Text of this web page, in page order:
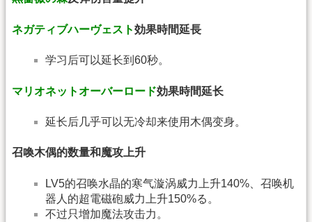
ネガティブハーヴェスト効果時間延長
学习后可以延长到60秒。
マリオネットオーバーロード効果時間延长
延长后几乎可以无冷却来使用木偶变身。
召喚木偶的数量和魔攻上升
LV5的召唤水晶的寒气漩涡威力上升140%、召唤机
器人的超電磁砲威力上升150%る。
不过只增加魔法攻击力。